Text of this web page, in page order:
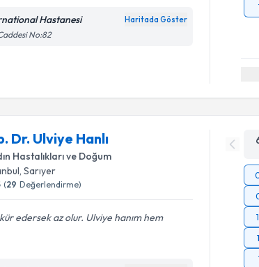
Hastanesi Haritada Göster
No:82
Dr. Ulviye Hanlı
Hastalıkları ve Doğum
, Sarıyer
(29 Değerlendirme)
edersek az olur. Ulviye hanım hem